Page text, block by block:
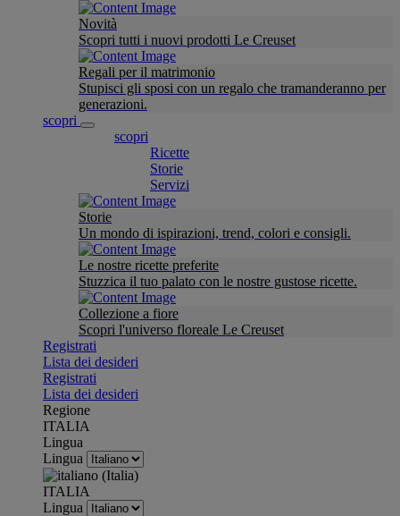
Novità
Scopri tutti i nuovi prodotti Le Creuset
Regali per il matrimonio
Stupisci gli sposi con un regalo che tramanderanno per
generazioni.
scopri
scopri
Ricette
Storie
Servizi
Storie
Un mondo di ispirazioni, trend, colori e consigli.
Le nostre ricette preferite
Stuzzica il tuo palato con le nostre gustose ricette.
Collezione a fiore
Scopri l'universo floreale Le Creuset
Registrati
Lista dei desideri
Registrati
Lista dei desideri
Regione
ITALIA
Lingua
Lingua
ITALIA
Lingua